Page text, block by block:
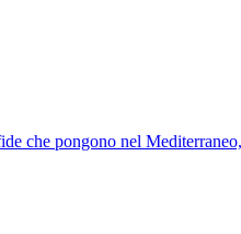
che pongono nel